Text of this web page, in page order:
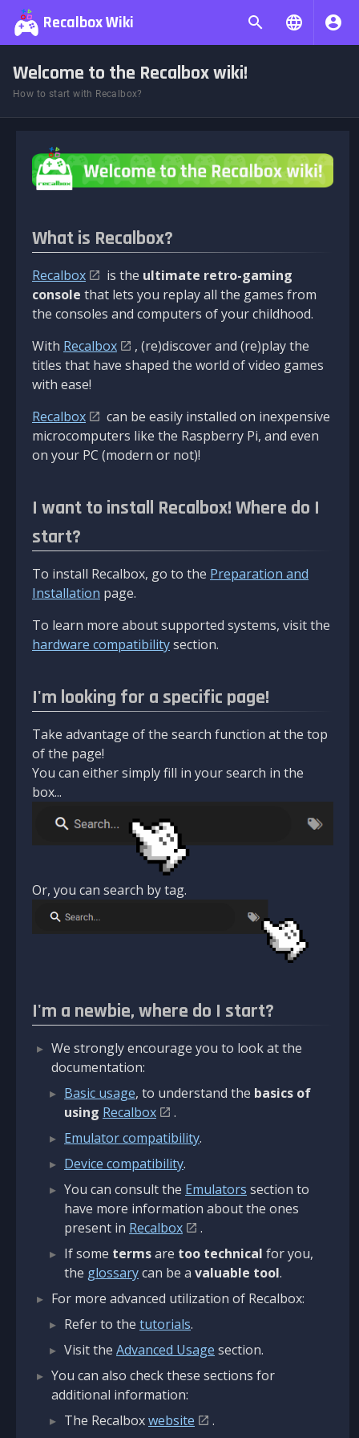
Recalbox Wiki
Welcome to the Recalbox wiki!
How to start with Recalbox?
What is Recalbox?
Recalbox is the ultimate retro-gaming
console that lets you replay all the games from
the consoles and computers of your childhood.
With Recalbox
, (re)discover and (re)play the
titles that have shaped the world of video games
with ease!
Recalbox
can be easily installed on inexpensive
microcomputers like the Raspberry Pi, and even
on your PC (modern or not)!
I want to install Recalbox! Where do I
start?
To install Recalbox, go to the Preparation and
Installation page.
To learn more about supported systems, visit the
hardware compatibilitysection.
I'm looking for a specific page!
Take advantage of the search function at the top
of the page!
You can either simply fill in your search in the
box...
Or, you can search by tag.
I'm a newbie, where do I start?
We strongly encourage you to look at the
documentation:
Basic usage, to understand the basics of
using Recalbox
.
Emulator compatibility.
Device compatibility.
You can consult the Emulators section to
have more information about the ones
present in Recalbox
.
If some termsare too technical for you,
the glossarycan be a valuable tool.
For more advanced utilization of Recalbox:
Refer to the tutorials.
Visit the Advanced Usage section.
You can also check these sections for
additional information:
The Recalboxwebsite
.